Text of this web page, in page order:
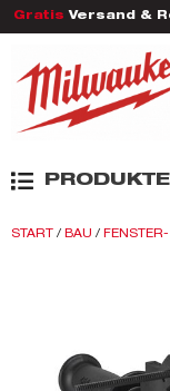
Gratis Versand &
PRODUKTE
START / BAU /